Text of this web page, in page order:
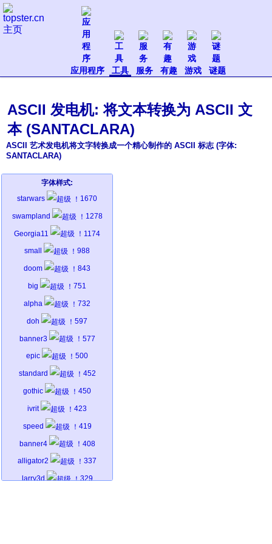
应用程序 工具 服务 有趣 游戏 谜题
ASCII 发电机: 将文本转换为 ASCII 文
本 (SANTACLARA)
ASCII 艺术发电机将文字转换成一个精心制作的 ASCII 标志 (字体:
SANTACLARA)
字体样式:
starwars
1670
swampland 1278
Georgia11 1174
small 988
doom 843
big 751
alpha 732
doh 597
banner3 577
epic 500
standard 452
gothic 450
ivrit 423
speed 419
banner4 408
alligator2 337
larry3d 329